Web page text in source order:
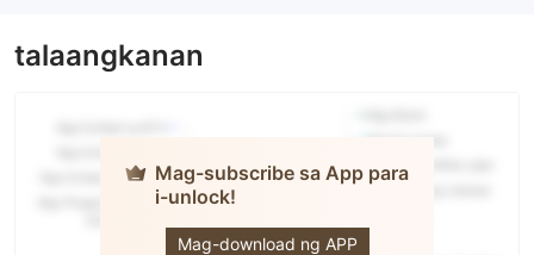
talaangkanan
Mag-subscribe sa App para
i-unlock!
Mag-download ng APP
FUTURES